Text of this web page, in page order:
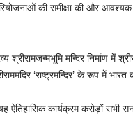
की समीक्षा की और आवश्यक
श्रीरामजन्मभूमि मन्दिर निर्माण में
‘राष्ट्रमन्दिर’ के रूप में
यह ऐतिहासिक कार्यक्रम करोड़ों